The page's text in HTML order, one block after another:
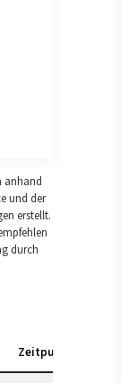
anhand
und der
erstellt.
durch
Zeitpunkt